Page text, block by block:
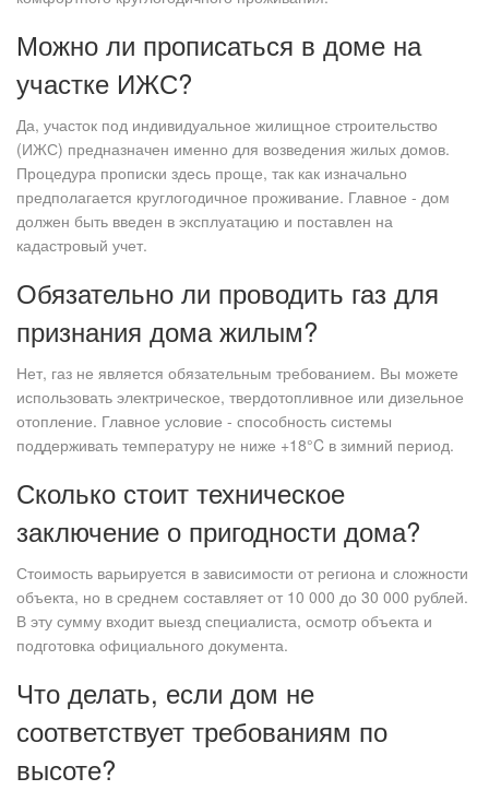
Можно ли прописаться в доме на
участке ИЖС?
Да, участок под индивидуальное жилищное строительство
(ИЖС) предназначен именно для возведения жилых домов.
Процедура прописки здесь проще, так как изначально
предполагается круглогодичное проживание. Главное - дом
должен быть введен в эксплуатацию и поставлен на
кадастровый учет.
Обязательно ли проводить газ для
признания дома жилым?
Нет, газ не является обязательным требованием. Вы можете
использовать электрическое, твердотопливное или дизельное
отопление. Главное условие - способность системы
поддерживать температуру не ниже +18°C в зимний период.
Сколько стоит техническое
заключение о пригодности дома?
Стоимость варьируется в зависимости от региона и сложности
объекта, но в среднем составляет от 10 000 до 30 000 рублей.
В эту сумму входит выезд специалиста, осмотр объекта и
подготовка официального документа.
Что делать, если дом не
соответствует требованиям по
высоте?